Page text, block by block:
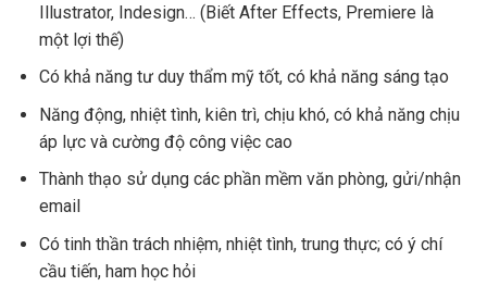
Illustrator, Indesign… (Biết After Effects, Premiere là
một lợi thế)
Có khả năng tư duy thẩm mỹ tốt, có khả năng sáng tạo
Năng động, nhiệt tình, kiên trì, chịu khó, có khả năng chịu
áp lực và cường độ công việc cao
Thành thạo sử dụng các phần mềm văn phòng, gửi/nhận
email
Có tinh thần trách nhiệm, nhiệt tình, trung thực; có ý chí
cầu tiến, ham học hỏi